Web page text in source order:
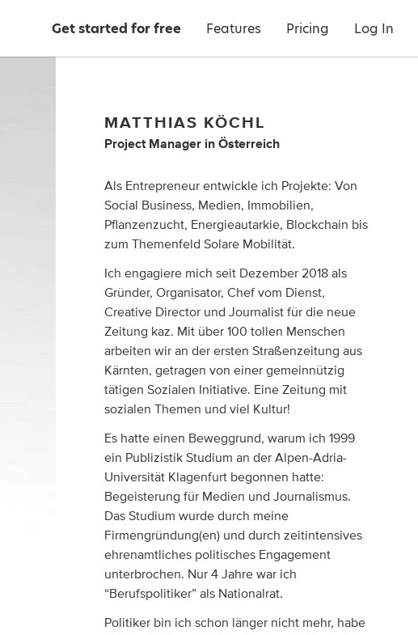
Get started for free Features Pricing Log In
MATTHIAS KÖCHL
Project Manager inÖsterreich
Als Entrepreneur entwickle ich Projekte: Von
Social Business, Medien, Immobilien,
Pflanzenzucht, Energieautarkie, Blockchain bis
zum Themenfeld Solare Mobilität.
Ich engagiere mich seit Dezember 2018 als
Gründer, Organisator, Chef vom Dienst,
Creative Director und Journalist für die neue
Zeitung kaz. Mit über 100 tollen Menschen
arbeiten wir an der ersten Straßenzeitung aus
Kärnten, getragen von einer gemeinnützig
tätigen Sozialen Initiative. Eine Zeitung mit
sozialen Themen und viel Kultur!
Es hatte einen Beweggrund, warum ich 1999
ein Publizistik Studium an der Alpen-Adria-
Universität Klagenfurt begonnen hatte:
Begeisterung für Medien und Journalismus.
Das Studium wurde durch meine
Firmengründung(en) und durch zeitintensives
ehrenamtliches politisches Engagement
unterbrochen. Nur 4 Jahre war ich
“Berufspolitiker” als Nationalrat.
Politiker bin ich schon länger nicht mehr, habe